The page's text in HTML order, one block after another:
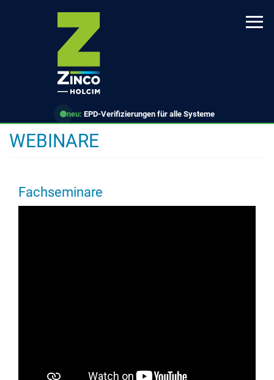
neu: EPD-Verifizierungen für alle Systeme
WEBINARE
Fachseminare